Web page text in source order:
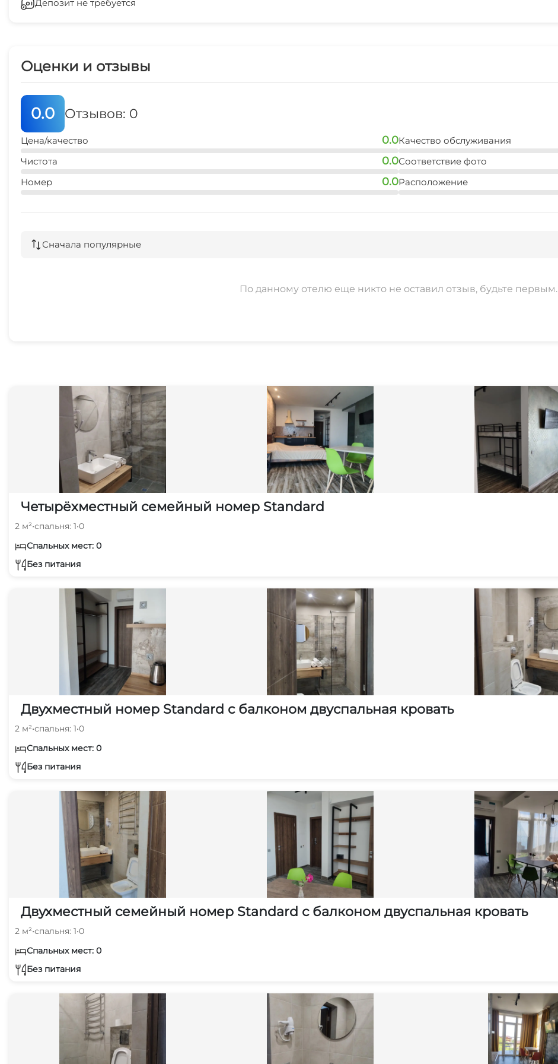
Кондиционер
Отопление
Гладильные принадлежности
Прокат автомобилей
Депозит не требуется
Оценки и отзывы
0.0 Отзывов: 0
Цена/качество 0.0
Чистота 0.0
Номер 0.0
Качество обслуживания
Соответствие фото
Расположение
Сначала популярные
По данному отелю еще никто не оставил отзыв, будьте первым.
Четырёхместный семейный номер Standard
2 м²•спальня: 1•0
Спальных мест: 0
Без питания
Двухместный номер Standard с балконом двуспальная кровать
2 м²•спальня: 1•0
Спальных мест: 0
Без питания
Двухместный семейный номер Standard с балконом двуспальная кровать
2 м²•спальня: 1•0
Спальных мест: 0
Без питания